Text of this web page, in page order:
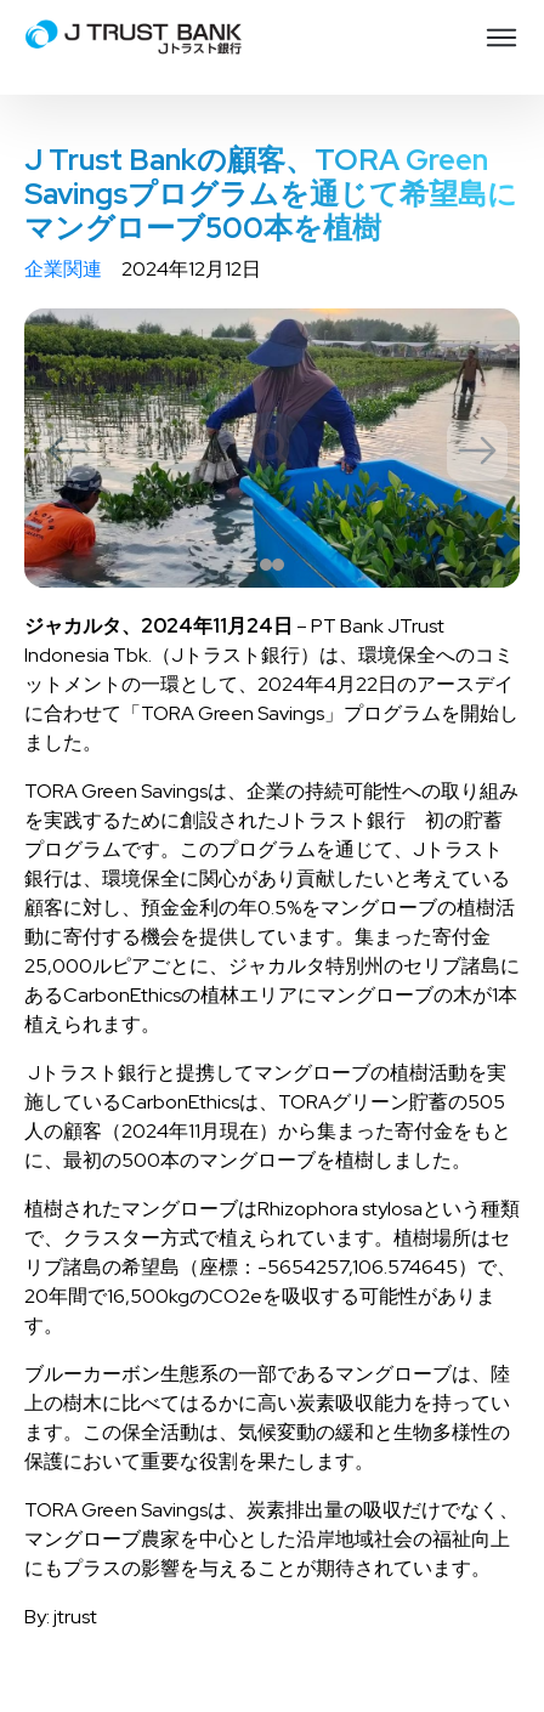
J Trust Bankの顧客、TORA Green
Savingsプログラムを通じて希望島に
マングローブ500本を植樹
企業関連 2024年12月12日
ジャカルタ、 2024年11月24日 – PT Bank JTrust
Indonesia Tbk.（Jトラスト銀行）は、環境保全へのコミ
ットメントの一環として、2024年4月22日のアースデイ
に合わせて「TORA Green Savings」プログラムを開始し
ました。
TORA Green Savingsは、企業の持続可能性への取り組み
を実践するために創設されたJトラスト銀行 初の貯蓄
プログラムです。このプログラムを通じて、Jトラスト
銀行は、環境保全に関心があり貢献したいと考えている
顧客に対し、預金金利の年0.5%をマングローブの植樹活
動に寄付する機会を提供しています。集まった寄付金
25,000ルピアごとに、ジャカルタ特別州のセリブ諸島に
あるCarbonEthicsの植林エリアにマングローブの木が1本
植えられます。
Jトラスト銀行と提携してマングローブの植樹活動を実
施しているCarbonEthicsは、TORAグリーン貯蓄の505
人の顧客（2024年11月現在）から集まった寄付金をもと
に、最初の500本のマングローブを植樹しました。
植樹されたマングローブはRhizophora stylosaという種類
で、クラスター方式で植えられています。植樹場所はセ
リブ諸島の希望島（座標：-5654257,106.574645）で、
20年間で16,500kgのCO2eを吸収する可能性がありま
す。
ブルーカーボン生態系の一部であるマングローブは、陸
上の樹木に比べてはるかに高い炭素吸収能力を持ってい
ます。この保全活動は、気候変動の緩和と生物多様性の
保護において重要な役割を果たします。
TORA Green Savingsは、炭素排出量の吸収だけでなく、
マングローブ農家を中心とした沿岸地域社会の福祉向上
にもプラスの影響を与えることが期待されています。
By: jtrust